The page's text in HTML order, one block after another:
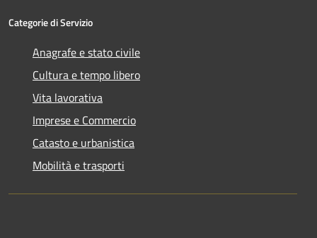
Categorie di Servizio
Anagrafe e stato civile
Cultura e tempo libero
Vita lavorativa
Imprese e Commercio
Catasto e urbanistica
Mobilità e trasporti